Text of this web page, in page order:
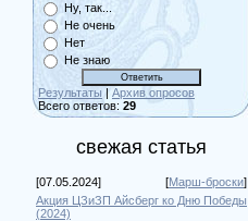
Ну, так...
Не очень
Нет
Не знаю
Результаты | Архив опросов
Всего ответов: 29
свежая статья
[07.05.2024] [Марш-броски]
Акция ЦЗиЗП Айсберг ко Дню Победы
(2024)